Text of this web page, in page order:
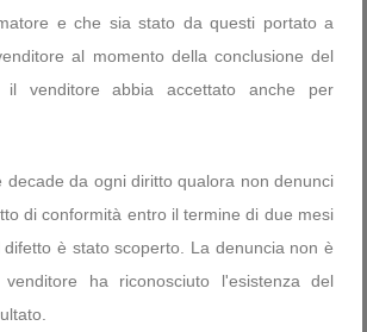
e che sia stato da questi portato a
al momento della conclusione del
venditore abbia accettato anche per
decade da ogni diritto qualora non denunci
di conformità entro il termine di due mesi
è stato scoperto. La denuncia non è
ha riconosciuto l'esistenza del